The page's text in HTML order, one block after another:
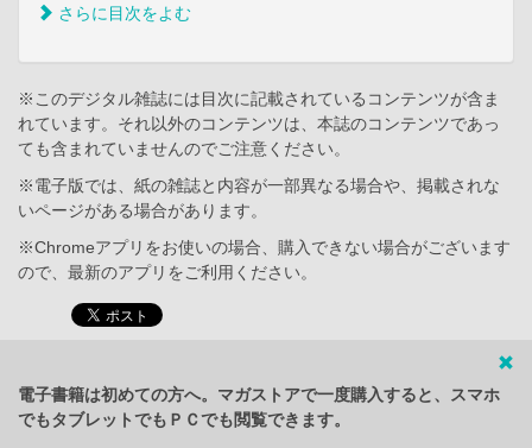
さらに目次をよむ
※このデジタル雑誌には目次に記載されているコンテンツが含ま
れています。それ以外のコンテンツは、本誌のコンテンツであっ
ても含まれていませんのでご注意ください。
※電子版では、紙の雑誌と内容が一部異なる場合や、掲載されな
いページがある場合があります。
※Chromeアプリをお使いの場合、購入できない場合がございます
ので、最新のアプリをご利用ください。
電子書籍は初めての方へ。マガストアで一度購入すると、スマホ
でもタブレットでもＰＣでも閲覧できます。